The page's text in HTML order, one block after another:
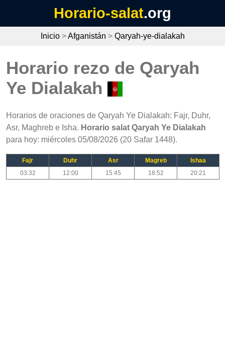
Horario-salat.org
Inicio>Afganistán > Qaryah-ye-dialakah
Horario rezo de Qaryah
Ye Dialakah
Horarios de oraciones de Qaryah Ye Dialakah: Fajr, Duhr,
Asr, Maghreb e Isha. Horario salat Qaryah Ye Dialakah
para hoy: miércoles 05/08/2026 (20 Safar 1448).
Fajr Duhr Asr Magreb
Ishaa
03:32
12:00 15:45 18:52 20:21